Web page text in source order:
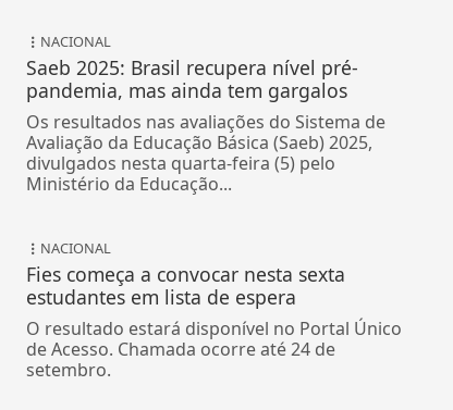
NACIONAL
Saeb 2025: Brasil recupera nível pré-
pandemia, mas ainda tem gargalos
Os resultados nas avaliações do Sistema de
Avaliação da Educação Básica (Saeb) 2025,
divulgados nesta quarta-feira (5) pelo
Ministério da Educação...
NACIONAL
Fies começa a convocar nesta sexta
estudantes em lista de espera
O resultado estará disponível no Portal Único
de Acesso. Chamada ocorre até 24 de
setembro.